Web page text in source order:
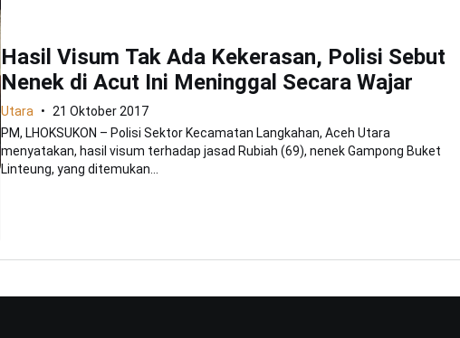
Hasil Visum Tak Ada Kekerasan, Polisi Sebut
Nenek di Acut Ini Meninggal Secara Wajar
Utara
21 Oktober 2017
PM, LHOKSUKON – Polisi Sektor Kecamatan Langkahan, Aceh Utara
menyatakan, hasil visum terhadap jasad Rubiah (69), nenek Gampong Buket
Linteung, yang ditemukan...